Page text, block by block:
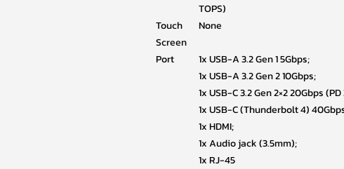
TOPS)
Touch
Screen
None
Port
1x USB-A 3.2 Gen 1 5Gbps;
1x USB-A 3.2 Gen 2 10Gbps;
1x USB-C 3.2 Gen 2×2 20Gbps (PD
1x USB-C (Thunderbolt 4) 40Gbps
1x HDMI;
1x Audio jack (3.5mm);
1x RJ-45